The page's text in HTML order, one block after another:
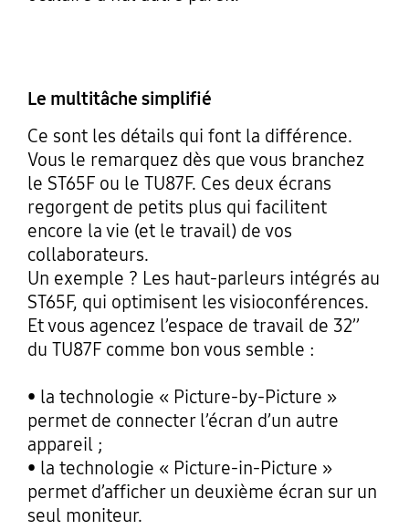
Le multitâche simplifié
Ce sont les détails qui font la différence.
Vous le remarquez dès que vous branchez
le ST65F ou le TU87F. Ces deux écrans
regorgent de petits plus qui facilitent
encore la vie (et le travail) de vos
collaborateurs.
Un exemple ? Les haut-parleurs intégrés au
ST65F, qui optimisent les visioconférences.
Et vous agencez l’espace de travail de 32’’
du TU87F comme bon vous semble :
• la technologie « Picture-by-Picture »
permet de connecter l’écran d’un autre
appareil ;
• la technologie « Picture-in-Picture »
permet d’afficher un deuxième écran sur un
seul moniteur.